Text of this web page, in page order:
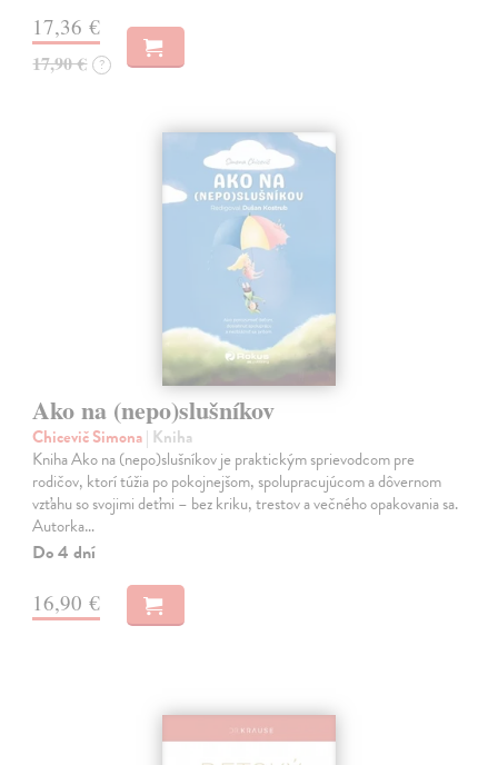
17,36 €
17,90 € ?
Ako na (nepo)slušníkov
Chicevič Simona| Kniha
Kniha Ako na (nepo)slušníkov je praktickým sprievodcom pre
rodičov, ktorí túžia po pokojnejšom, spolupracujúcom a dôvernom
vzťahu so svojimi deťmi – bez kriku, trestov a večného opakovania sa.
Autorka…
Do 4 dní
16,90 €